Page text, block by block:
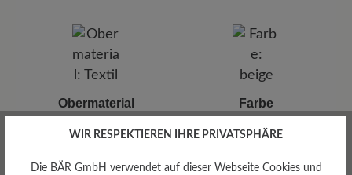
Gerüchen zu befreien, verwenden Sie das
Spray Breeze (125 ml)
lassen Sie es kurz einwirken.
Pleidelsheimer Str. 15/1, 74321 Bietigheim-Bissingen,
E-mail: kundenbetreuung@baer-schuhe.de
Telefon: 0800 51 65 65 56 (gebührenfrei)
Obermaterial Farbe
beige
WIR RESPEKTIEREN IHRE PRIVATSPHÄRE
Die BÄR GmbH verwendet auf dieser Webseite Cookies und